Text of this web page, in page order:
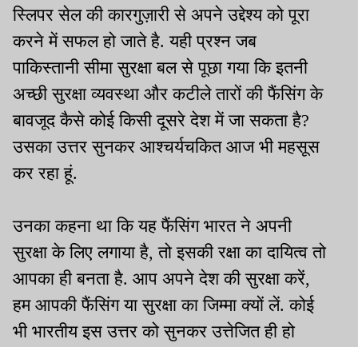
स्लिपर सेल की कारगुज़ारी से अपने उद्देश्य को पूरा
करने में सफल हो जाते है. यही प्रश्न जब
पाकिस्तानी सीमा सुरक्षा बल से पूछा गया कि इतनी
अच्छी सुरक्षा व्यवस्था और कटीले तारों की फैंसिंग के
बावजूद कैसे कोई किसी दूसरे देश में जा सकता है?
उसका उत्तर सुनकर आश्चर्यचकित आज भी महसूस
कर रहा हूं.
उनका कहना था कि यह फैंसिंग भारत ने अपनी
सुरक्षा के लिए लगाया है, तो इसकी रक्षा का दायित्व तो
आपका ही बनता है. आप अपने देश की सुरक्षा करें,
हम आपकी फैंसिंग या सुरक्षा का जिम्मा क्यों लें. कोई
भी भारतीय इस उत्तर को सुनकर उत्तेजित ही हो